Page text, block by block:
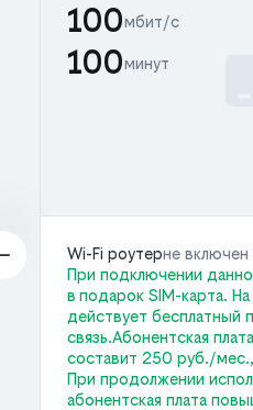
100мбит/с
100минут
Wi-Fi роутерне
При подключении
в подарок SIM-карта.
действует бесплатный
связь.Абонентская
составит 250 руб./
При продолжении
абонентская плата